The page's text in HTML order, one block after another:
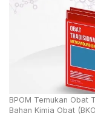
BPOM Temukan Obat
Bahan Kimia Obat